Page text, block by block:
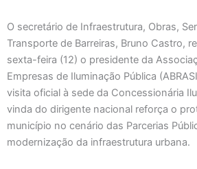
O secretário de Infraestrutura, Obras,
Transporte de Barreiras, Bruno Castro,
sexta-feira (12) o presidente da
Empresas de Iluminação Pública
visita oficial à sede da Concessionária
vinda do dirigente nacional reforça o
município no cenário das Parcerias
modernização da infraestrutura urbana.